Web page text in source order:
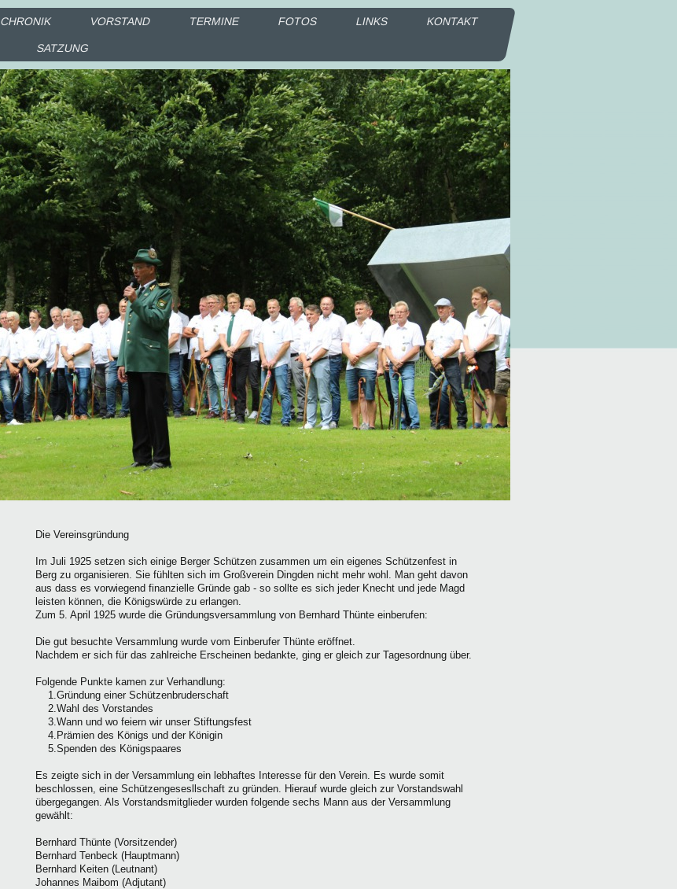
CHRONIK VORSTAND TERMINE FOTOS LINKS KONTAKT
SATZUNG
Die Vereinsgründung
Im Juli 1925 setzen sich einige Berger Schützen zusammen um ein eigenes Schützenfest in
Berg zu organisieren. Sie fühlten sich im Großverein Dingden nicht mehr wohl. Man geht davon
aus dass es vorwiegend finanzielle Gründe gab - so sollte es sich jeder Knecht und jede Magd
leisten können, die Königswürde zu erlangen.
Zum 5. April 1925 wurde die Gründungsversammlung von Bernhard Thünte einberufen:
Die gut besuchte Versammlung wurde vom Einberufer Thünte eröffnet.
Nachdem er sich für das zahlreiche Erscheinen bedankte, ging er gleich zur Tagesordnung über.
Folgende Punkte kamen zur Verhandlung:
1.Gründung einer Schützenbruderschaft
2.Wahl des Vorstandes
3.Wann und wo feiern wir unser Stiftungsfest
4.Prämien des Königs und der Königin
5.Spenden des Königspaares
Es zeigte sich in der Versammlung ein lebhaftes Interesse für den Verein. Es wurde somit
beschlossen, eine Schützengesesllschaft zu gründen. Hierauf wurde gleich zur Vorstandswahl
übergegangen. Als Vorstandsmitglieder wurden folgende sechs Mann aus der Versammlung
gewählt:
Bernhard Thünte (Vorsitzender)
Bernhard Tenbeck (Hauptmann)
Bernhard Keiten (Leutnant)
Johannes Maibom (Adjutant)